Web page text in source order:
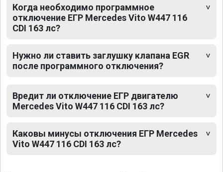
Когда необходимо программное
отключение ЕГР Mercedes Vito W447 116
CDI 163 лс?
Нужно ли ставить заглушку клапана EGR
после программного отключения?
Вредит ли отключение ЕГР двигателю
Mercedes Vito W447 116 CDI 163 лс?
Каковы минусы отключения ЕГР Mercedes
Vito W447 116 CDI 163 лс?